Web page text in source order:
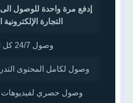
إدفع مرة واحدة للوصول
التجارة
وصول 24/7 كل الأيام
وصول لكامل المحتوى
وصول حصري لفيديوهات Q&A الدورية